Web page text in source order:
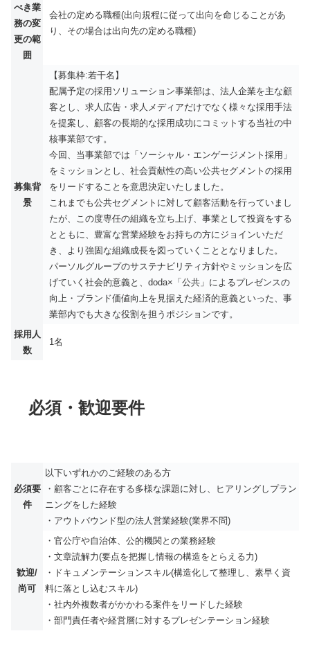
べき業
務の変
更の範
囲
会社の定める職種(出向規程に従って出向を命じることがあ
り、その場合は出向先の定める職種)​
募集背
景
【募集枠:若干名】
配属予定の採用ソリューション事業部は、法人企業を主な顧
客とし、求人広告・求人メディアだけでなく様々な採用手法
を提案し、顧客の長期的な採用成功にコミットする当社の中
核事業部です。
今回、当事業部では「ソーシャル・エンゲージメント採用」
をミッションとし、社会貢献性の高い公共セグメントの採用
をリードすることを意思決定いたしました。
これまでも公共セグメントに対して顧客活動を行っていまし
たが、この度専任の組織を立ち上げ、事業として投資をする
とともに、豊富な営業経験をお持ちの方にジョインいただ
き、より強固な組織成長を図っていくこととなりました。
パーソルグループのサステナビリティ方針やミッションを広
げていく社会的意義と、doda×「公共」によるプレゼンスの
向上・ブランド価値向上を見据えた経済的意義といった、事
業部内でも大きな役割を担うポジションです。
採用人
数
1名
必須・歓迎要件
必須要
件
以下いずれかのご経験のある方
・顧客ごとに存在する多様な課題に対し、ヒアリングしプラン
ニングをした経験
・アウトバウンド型の法人営業経験(業界不問)
歓迎/
尚可
・官公庁や自治体、公的機関との業務経験
・文章読解力(要点を把握し情報の構造をとらえる力)
・ドキュメンテーションスキル(構造化して整理し、素早く資
料に落とし込むスキル)
・社内外複数者がかかわる案件をリードした経験
・部門責任者や経営層に対するプレゼンテーション経験